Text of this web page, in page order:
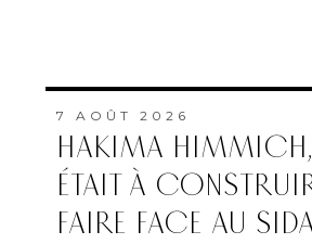
7 AOÛT 2026
HAKIMA HIMMICH,
ÉTAIT À
FAIRE FACE AU